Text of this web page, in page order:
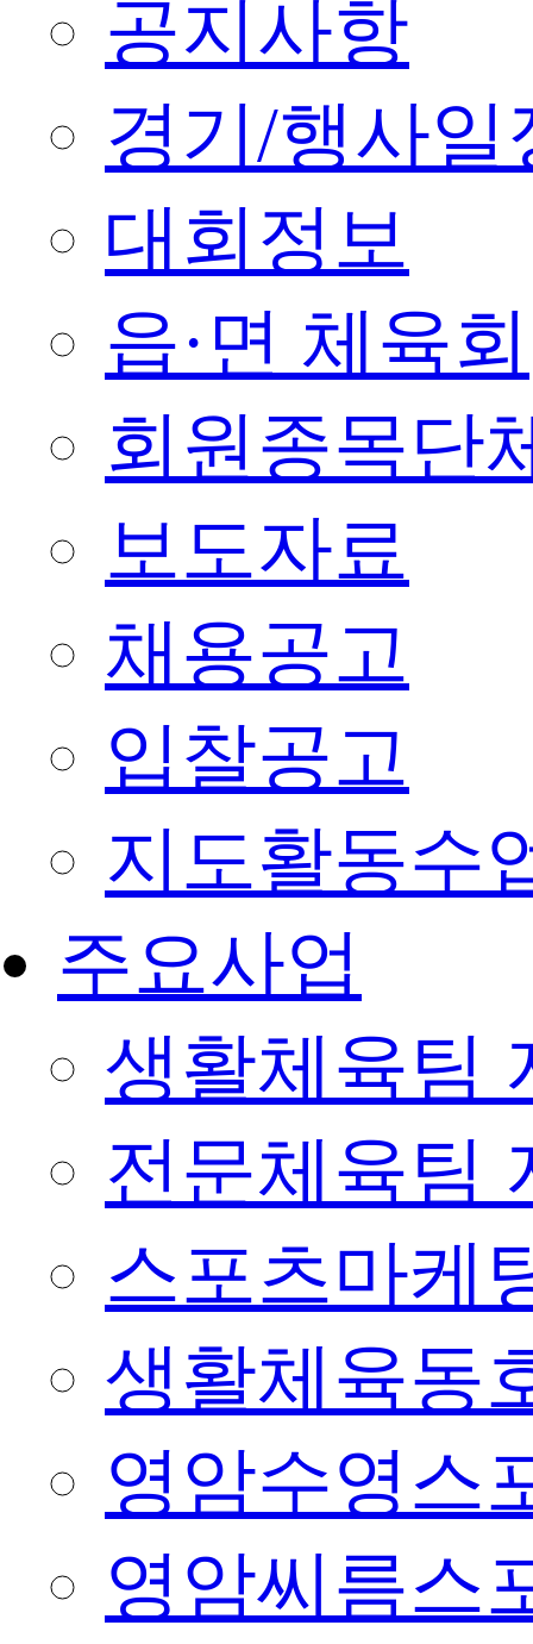
공지사항
경기/행사일
대회정보
읍·면 체육회
회원종목단
보도자료
채용공고
입찰공고
지도활동수
주요사업
생활체육팀
전문체육팀
스포츠마케
생활체육동
영암수영스
영암씨름스